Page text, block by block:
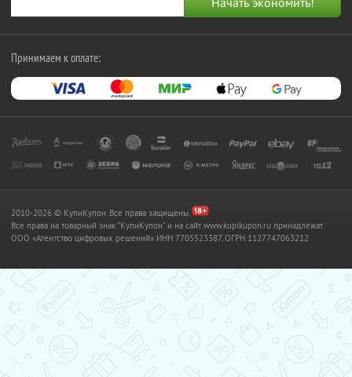
Принимаем к оплате:
2010-2026 © КупиКупон. Все права защищены.
Все права на товарный знак "КупиКупон" и на сайт www.kupikupon.ru принадлежат
OOO «Агентство цифровых решений» ИНН 7705523387, ОГРН 1127747063212